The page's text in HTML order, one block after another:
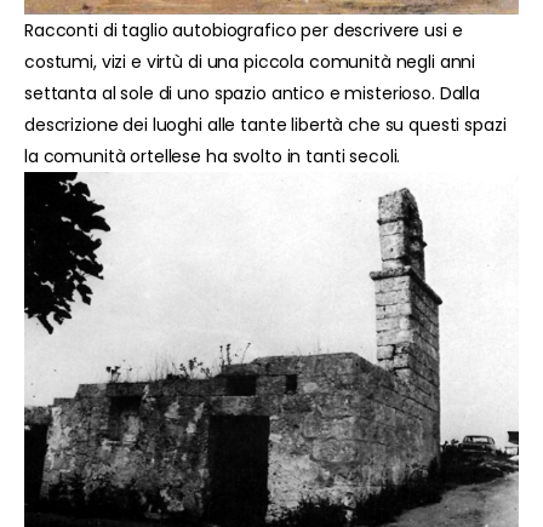
Racconti di taglio autobiografico per descrivere usi e
costumi, vizi e virtù di una piccola comunità negli anni
settanta al sole di uno spazio antico e misterioso. Dalla
descrizione dei luoghi alle tante libertà che su questi spazi
la comunità ortellese ha svolto in tanti secoli.